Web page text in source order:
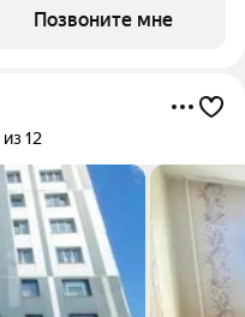
всех деталей,
Позвоните мне
12